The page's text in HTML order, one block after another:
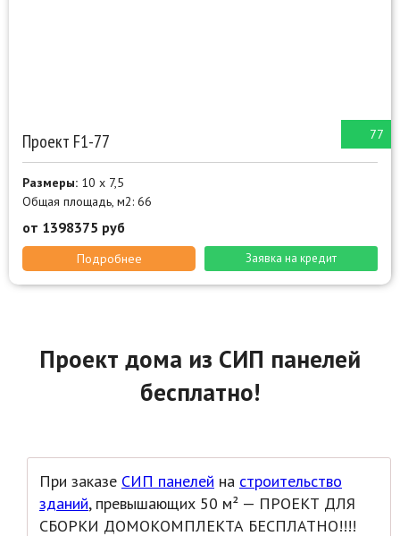
Проект F1-77 77
Размеры: 10 х 7,5
Общая площадь, м2: 66
от 1398375 руб
Подробнее Заявка на кредит
Проект дома из СИП панелей
бесплатно!
При заказе СИП панелей на строительство
зданий, превышающих 50 м² — ПРОЕКТ ДЛЯ
СБОРКИ ДОМОКОМПЛЕКТА БЕСПЛАТНО!!!!